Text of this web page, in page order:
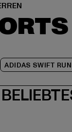
ADIDAS SWIFT RUN